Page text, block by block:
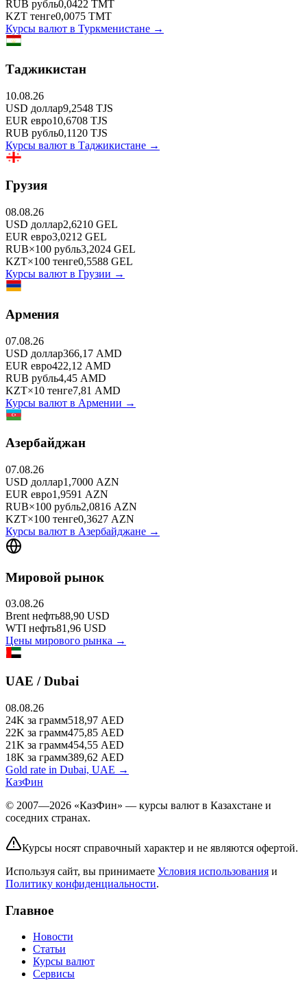
RUB рубль0,0422 TMT
KZT тенге0,0075 TMT
Курсы валют в Туркменистане →
Таджикистан
10.08.26
USD доллар9,2548 TJS
EUR евро10,6708 TJS
RUB рубль0,1120 TJS
Курсы валют в Таджикистане →
Грузия
08.08.26
USD доллар2,6210 GEL
EUR евро3,0212 GEL
RUB×100 рубль3,2024 GEL
KZT×100 тенге0,5588 GEL
Курсы валют в Грузии →
Армения
07.08.26
USD доллар366,17 AMD
EUR евро422,12 AMD
RUB рубль4,45 AMD
KZT×10 тенге7,81 AMD
Курсы валют в Армении →
Азербайджан
07.08.26
USD доллар1,7000 AZN
EUR евро1,9591 AZN
RUB×100 рубль2,0816 AZN
KZT×100 тенге0,3627 AZN
Курсы валют в Азербайджане →
Мировой рынок
03.08.26
Brent нефть88,90 USD
WTI нефть81,96 USD
Цены мирового рынка →
UAE / Dubai
08.08.26
24K за грамм518,97 AED
22K за грамм475,85 AED
21K за грамм454,55 AED
18K за грамм389,62 AED
Gold rate in Dubai, UAE →
КазФин
© 2007—2026 «КазФин» — курсы валют в Казахстане и
соседних странах.
Курсы носят справочный характер и не являются офертой.
Используя сайт, вы принимаете Условия использования и
Политику конфиденциальности.
Главное
Новости
Статьи
Курсы валют
Сервисы